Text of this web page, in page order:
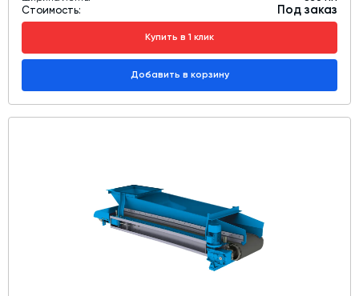
Стоимость: Под заказ
Купить в 1 клик
Добавить в корзину